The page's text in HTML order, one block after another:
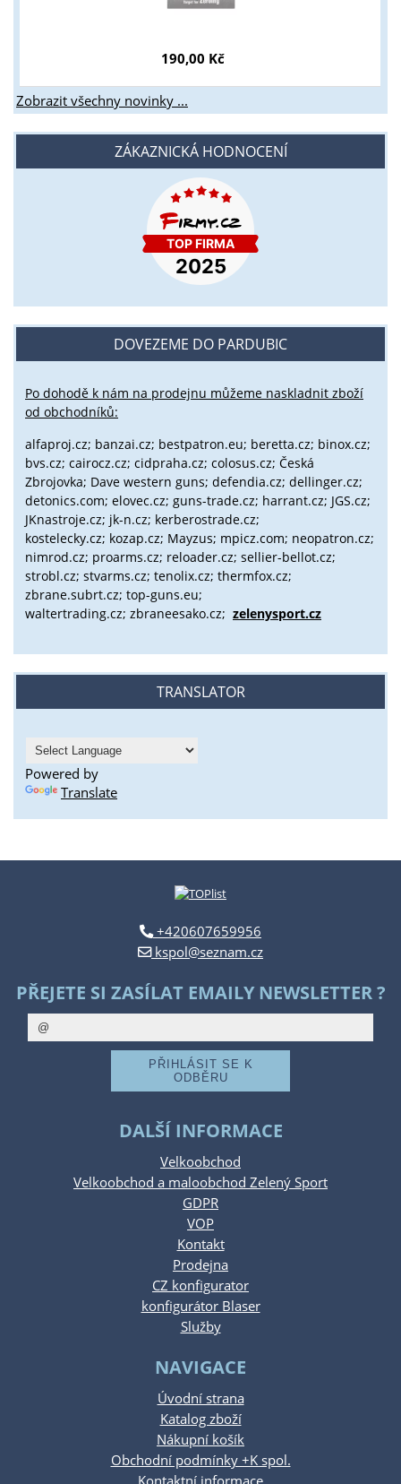
190,00 Kč
Zobrazit všechny novinky ...
ZÁKAZNICKÁ HODNOCENÍ
DOVEZEME DO PARDUBIC
Po dohodě k nám na prodejnu můžeme naskladnit zboží
od obchodníků:
alfaproj.cz; banzai.cz; bestpatron.eu; beretta.cz; binox.cz;
bvs.cz; cairocz.cz; cidpraha.cz; colosus.cz; Česká
Zbrojovka; Dave western guns; defendia.cz; dellinger.cz;
detonics.com; elovec.cz; guns-trade.cz; harrant.cz; JGS.cz;
JKnastroje.cz; jk-n.cz; kerberostrade.cz;
kostelecky.cz; kozap.cz; Mayzus; mpicz.com; neopatron.cz;
nimrod.cz; proarms.cz; reloader.cz; sellier-bellot.cz;
strobl.cz; stvarms.cz; tenolix.cz; thermfox.cz;
zbrane.subrt.cz; top-guns.eu;
waltertrading.cz; zbraneesako.cz; zelenysport.cz
TRANSLATOR
Powered by
Translate
+420607659956
kspol@seznam.cz
PŘEJETE SI ZASÍLAT EMAILY NEWSLETTER ?
DALŠÍ INFORMACE
Velkoobchod
Velkoobchod a maloobchod Zelený Sport
GDPR
VOP
Kontakt
Prodejna
CZ konfigurator
konfigurátor Blaser
Služby
NAVIGACE
Úvodní strana
Katalog zboží
Nákupní košík
Obchodní podmínky +K spol.